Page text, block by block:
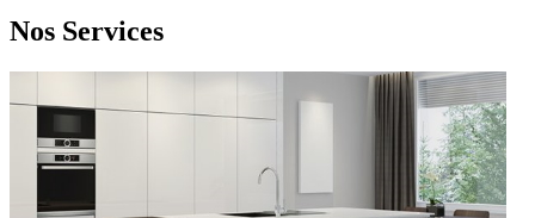
Nos Services